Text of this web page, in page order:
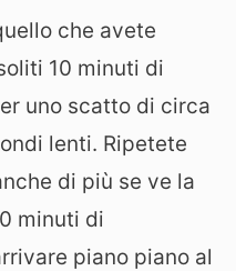
che avete
10 minuti di
uno scatto di circa
lenti. Ripetete
di più se ve la
minuti di
piano piano al